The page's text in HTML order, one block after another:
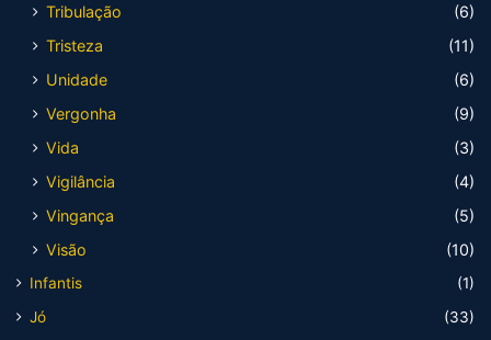
Tribulação
(6)
Tristeza
(11)
Unidade
(6)
Vergonha
(9)
Vida
(3)
Vigilância
(4)
Vingança
(5)
Visão
(10)
Infantis
(1)
Jó
(33)